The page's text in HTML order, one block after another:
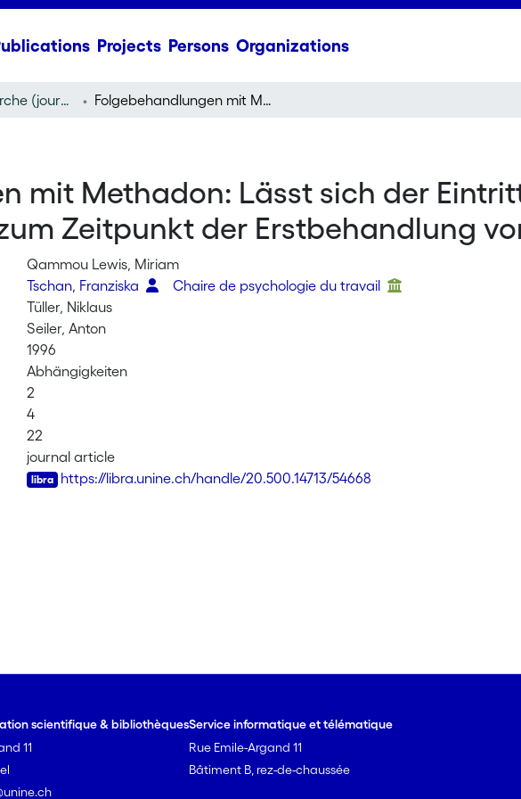
Projects Persons Organizations
Article de recherche (journal article) Folgebehandlungen mit Methadon: Lässt sich der Eintritt in eine Folgebehandlung zum Zeitpunkt der Erstbehandlung voraussagen
mit Methadon: Lässt sich der
Zeitpunkt der Erstbehandlung
Qammou Lewis, Miriam
Tschan, Franziska
Chaire de psychologie du travail
Tüller, Niklaus
Seiler, Anton
1996
Abhängigkeiten
2
4
22
journal article
https://libra.unine.ch/handle/20.500.14713/54668
scientifique & bibliothèques
11
Service informatique et télématique
Rue Emile-Argand 11
Bâtiment B, rez-de-chaussée